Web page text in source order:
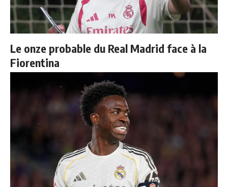
Le onze probable du Real Madrid face à la
Fiorentina